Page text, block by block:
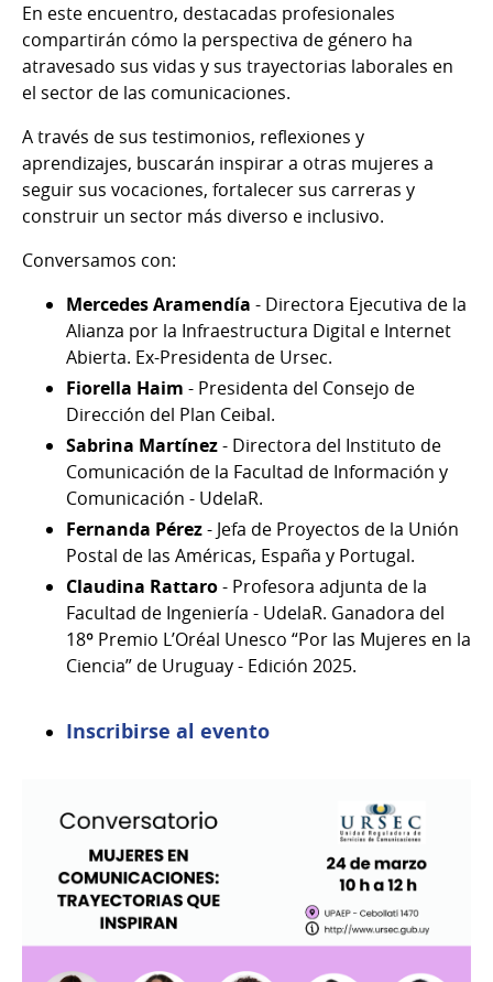
En este encuentro, destacadas profesionales
compartirán cómo la perspectiva de género ha
atravesado sus vidas y sus trayectorias laborales en
el sector de las comunicaciones.
A través de sus testimonios, reflexiones y
aprendizajes, buscarán inspirar a otras mujeres a
seguir sus vocaciones, fortalecer sus carreras y
construir un sector más diverso e inclusivo.
Conversamos con:
Mercedes Aramendía - Directora Ejecutiva de la
Alianza por la Infraestructura Digital e Internet
Abierta. Ex-Presidenta de Ursec.
Fiorella Haim - Presidenta del Consejo de
Dirección del Plan Ceibal.
Sabrina Martínez- Directora del Instituto de
Comunicación de la Facultad de Información y
Comunicación - UdelaR.
Fernanda Pérez- Jefa de Proyectos de la Unión
Postal de las Américas, España y Portugal.
Claudina Rattaro- Profesora adjunta de la
Facultad de Ingeniería - UdelaR. Ganadora del
18º Premio L’Oréal Unesco “Por las Mujeres en la
Ciencia” de Uruguay - Edición 2025.
Inscribirse al evento